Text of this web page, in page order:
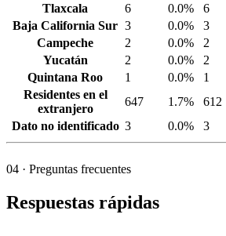
Tlaxcala 6 0.0% 6
Baja California Sur 3 0.0% 3
Campeche
2 0.0% 2
Yucatán
2 0.0% 2
Quintana Roo
1 0.0% 1
Residentes en el
extranjero
647 1.7% 612
Dato no identificado 3 0.0% 3
04 · Preguntas frecuentes
Respuestas rápidas